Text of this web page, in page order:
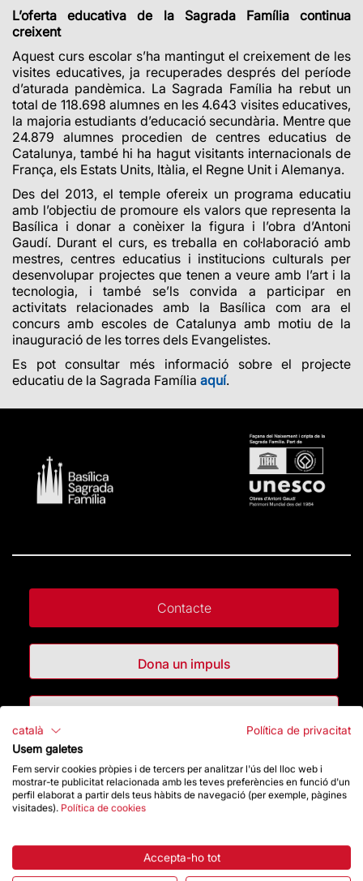
L’oferta educativa de la Sagrada Família continua
creixent
Aquest curs escolar s’ha mantingut el creixement de les
visites educatives, ja recuperades després del període
d’aturada pandèmica. La Sagrada Família ha rebut un
total de 118.698 alumnes en les 4.643 visites educatives,
la majoria estudiants d’educació secundària. Mentre que
24.879 alumnes procedien de centres educatius de
Catalunya, també hi ha hagut visitants internacionals de
França, els Estats Units, Itàlia, el Regne Unit i Alemanya.
Des del 2013, el temple ofereix un programa educatiu
amb l’objectiu de promoure els valors que representa la
Basílica i donar a conèixer la figura i l’obra d’Antoni
Gaudí. Durant el curs, es treballa en col·laboració amb
mestres, centres educatius i institucions culturals per
desenvolupar projectes que tenen a veure amb l’art i la
tecnologia, i també se’ls convida a participar en
activitats relacionades amb la Basílica com ara el
concurs amb escoles de Catalunya amb motiu de la
inauguració de les torres dels Evangelistes.
Es pot consultar més informació sobre el projecte
educatiu de la Sagrada Família aquí.
Contacte
Dona un impuls
Destacats
La Fundació
Preguntes freqüents
català
Política de privacitat
Usem galetes
Fem servir cookies pròpies i de tercers per analitzar l'ús del lloc web i
mostrar-te publicitat relacionada amb les teves preferències en funció d'un
perfil elaborat a partir dels teus hàbits de navegació (per exemple, pàgines
visitades). Política de cookies
Accepta-ho tot